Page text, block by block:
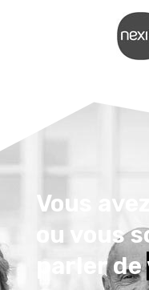
Vous
ou vous
parler de